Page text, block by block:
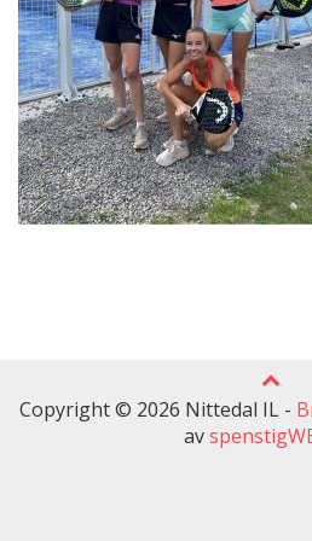
Copyright © 2026 Nittedal IL -
av